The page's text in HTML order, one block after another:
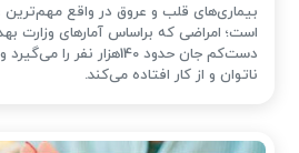
بیماری‌های قلب و عروق در واقع مهم‌ترین
است؛ امراضی که براساس آمارهای وزارت
دست‌کم جان حدود 140هزار نفر
ناتوان و از کار افتاده می‌کند.